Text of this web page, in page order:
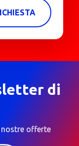
di
nostre offerte